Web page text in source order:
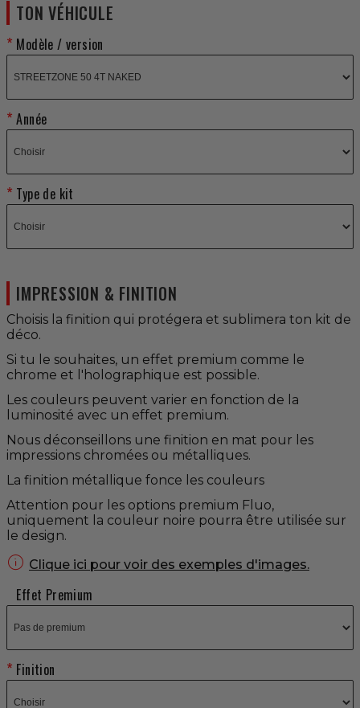
TON VÉHICULE
Modèle / version
Année
Type de kit
IMPRESSION & FINITION
Choisis la finition qui protégera et sublimera ton kit de
déco.
Si tu le souhaites, un effet premium comme le
chrome et l'holographique est possible.
Les couleurs peuvent varier en fonction de la
luminosité avec un effet premium.
Nous déconseillons une finition en mat pour les
impressions chromées ou métalliques.
La finition métallique fonce les couleurs
Attention pour les options premium Fluo,
uniquement la couleur noire pourra être utilisée sur
le design.
 Clique ici pour voir des exemples d'images.
Effet Premium
Finition